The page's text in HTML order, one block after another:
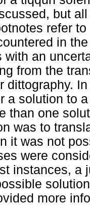
but
refer
in
with an
from the
dittography.
a solution to
than one
was to
it was not
were
instances, a
more